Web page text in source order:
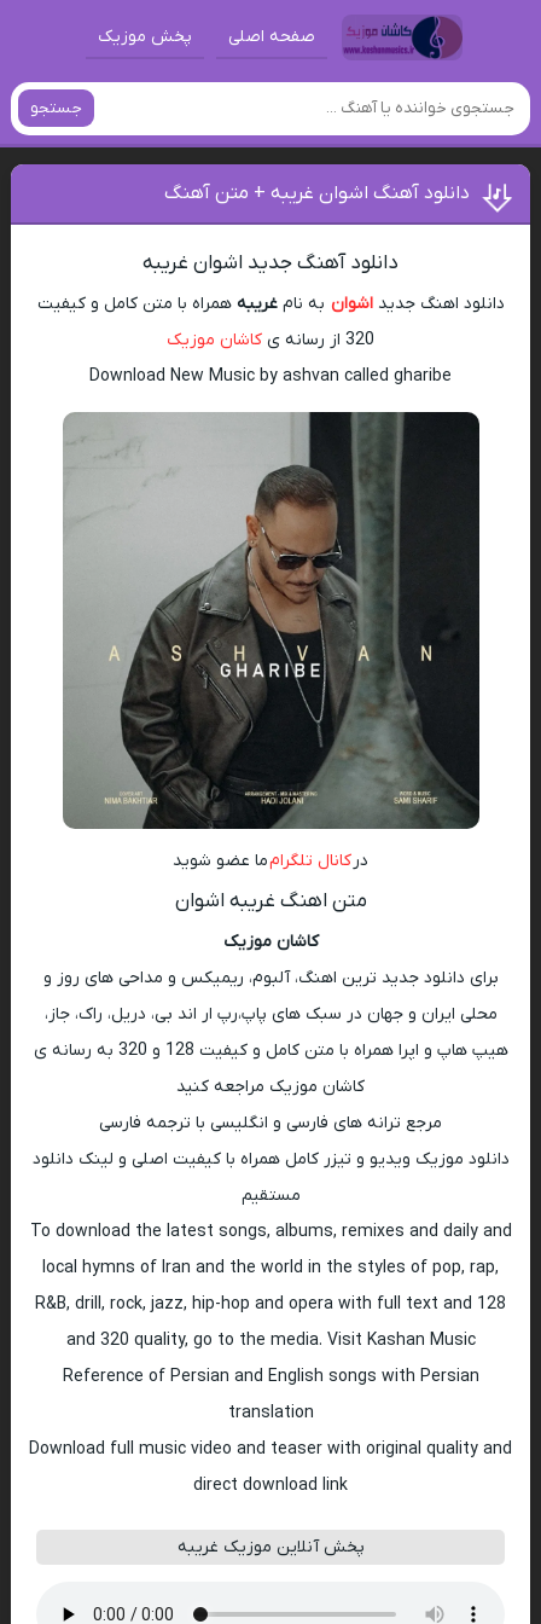
صفحه اصلی پخش موزیک
جستجو
دانلود آهنگ اشوان غریبه + متن آهنگ
دانلود آهنگ جدید اشوان غریبه
دانلود اهنگ جدیداشوان به نامغریبه همراه با متن کامل و کیفیت
320 از رسانه ی
کاشان موزیک
Download New Music by ashvan called gharibe
در کانال تلگرامما عضو شوید
متن اهنگ غریبه اشوان
کاشان موزیک
برای دانلود جدید ترین اهنگ، آلبوم، ریمیکس و مداحی های روز و
محلی ایران و جهان در سبک های پاپ،رپ ار اند بی، دریل، راک، جاز،
هیپ هاپ و اپرا همراه با متن کامل و کیفیت 128 و 320 به رسانه ی
کاشان موزیک مراجعه کنید
مرجع ترانه های فارسی و انگلیسی با ترجمه فارسی
دانلود موزیک ویدیو و تیزر کامل همراه با کیفیت اصلی و لینک دانلود
مستقیم
To download the latest songs, albums, remixes and daily and
local hymns of Iran and the world in the styles of pop, rap,
R&B, drill, rock, jazz, hip-hop and opera with full text and 128
and 320 quality, go to the media. Visit Kashan Music
Reference of Persian and English songs with Persian
translation
Download full music video and teaser with original quality and
direct download link
پخش آنلاین موزیک غریبه